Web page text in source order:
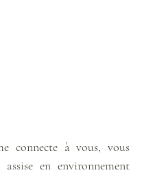
connecte à vous, vous
assise en environnement